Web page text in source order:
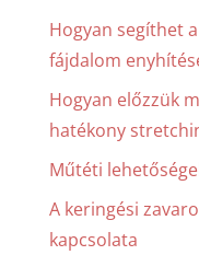
Hogyan segíthet
fájdalom
Hogyan előzzük
hatékony
Műtéti
A keringési
kapcsolata